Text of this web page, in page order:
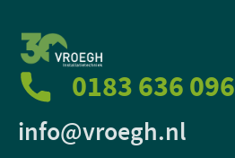
0183 636 096
info@vroegh.nl